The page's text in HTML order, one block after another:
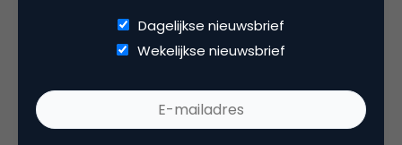
managers zijn de generaties het eens: een
‘transformational’ leider is ideaal. Een manager die
inspireert, stimuleert, uitdaagt en coacht.”
Hoe verschillend generaties ook kunnen lijken, het is
een goed idee om te kijken naar de
Dagelijkse nieuwsbrief
Wekelijkse nieuwsbrief